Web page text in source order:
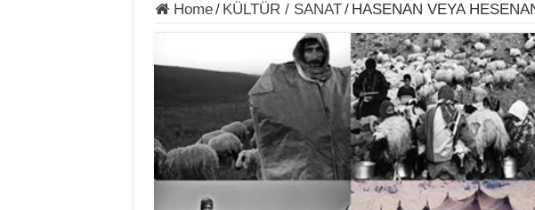
Home/ KÜLTÜR / SANAT/ HASENAN VEYA